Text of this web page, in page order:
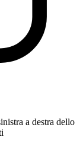
a destra dello